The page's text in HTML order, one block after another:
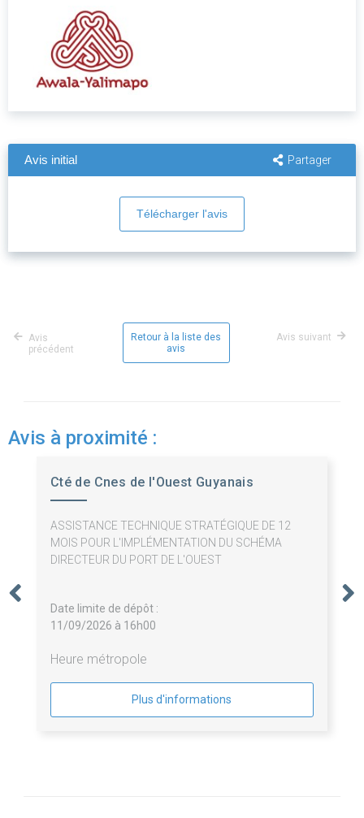
Avis initial Partager
Télécharger l'avis
Avis
précédent
Retour à la liste des
avis
Avis suivant
Avis à proximité :
Cté de Cnes de l'Ouest Guyanais
ASSISTANCE TECHNIQUE STRATÉGIQUE DE 12
MOIS POUR L'IMPLÉMENTATION DU SCHÉMA
DIRECTEUR DU PORT DE L'OUEST
Date limite de dépôt :
11/09/2026 à 16h00
Heure métropole
Plus d'informations